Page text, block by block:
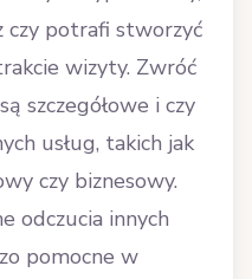
czy potrafi stworzyć
wizyty. Zwróć
szczegółowe i czy
usług, takich jak
czy biznesowy.
odczucia innych
pomocne w